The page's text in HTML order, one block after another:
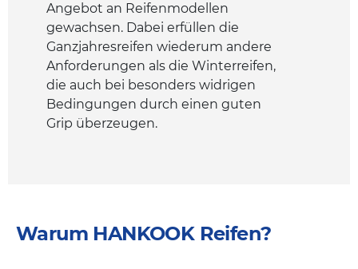
Angebot an Reifenmodellen
gewachsen. Dabei erfüllen die
Ganzjahresreifen wiederum andere
Anforderungen als die Winterreifen,
die auch bei besonders widrigen
Bedingungen durch einen guten
Grip überzeugen.
Warum HANKOOK Reifen?